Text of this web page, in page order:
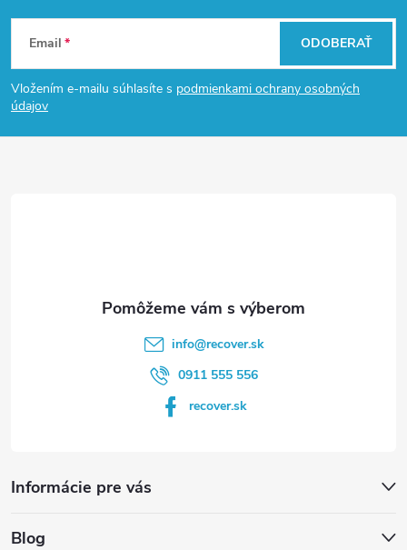
Z
á
p
Email
Vložením e-mailu súhlasíte s podmienkami ochrany osobných
údajov
ODOBERAŤ
info@recover.sk
0911 555 556
recover.sk
Informácie pre vás
Blog